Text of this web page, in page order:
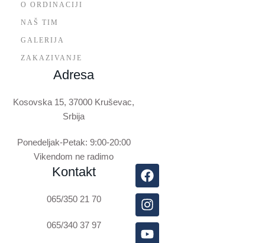
O ORDINACIJI
NAŠ TIM
GALERIJA
ZAKAZIVANJE
Adresa
Kosovska 15, 37000 Kruševac,
Srbija
Ponedeljak-Petak: 9:00-20:00
Vikendom ne radimo
Kontakt
065/350 21 70
065/340 37 97